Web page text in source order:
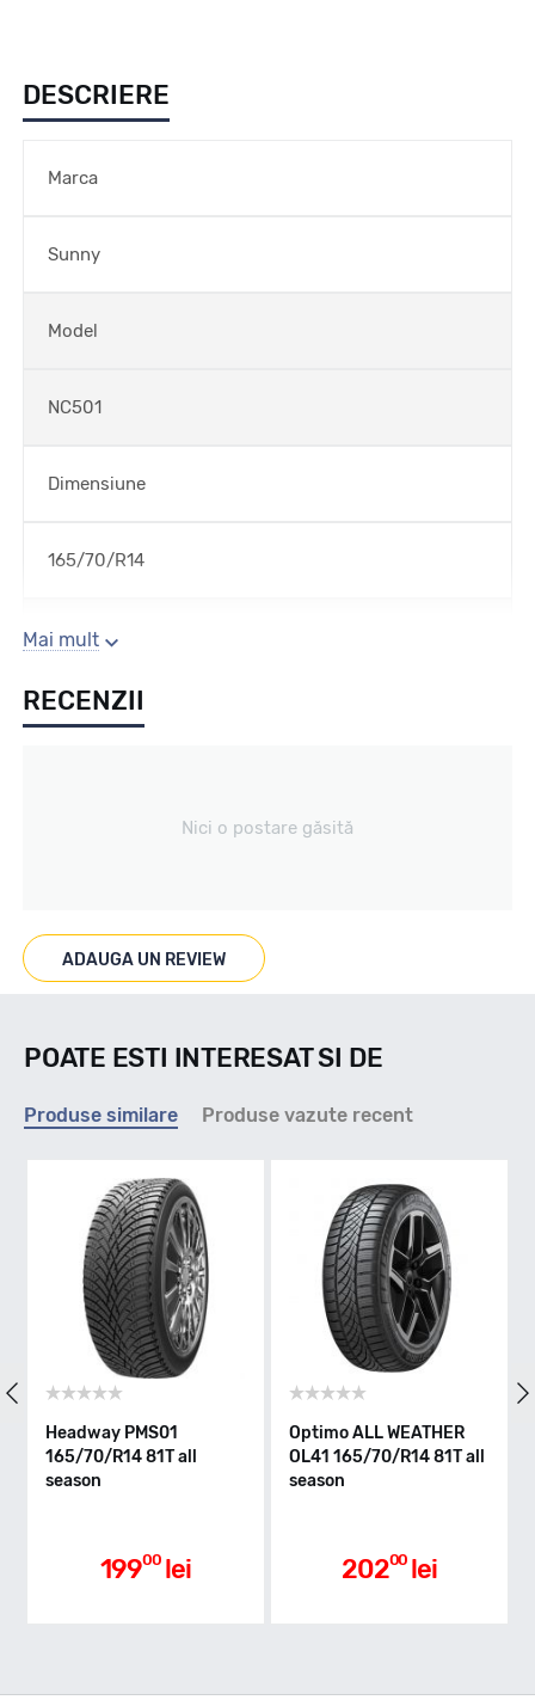
DESCRIERE
Marca
Sunny
Model
NC501
Dimensiune
165/70/R14
Sezon
ALL SEASON
Marcat M+S
Indice viteza
T - max 190km/h
Indice greutate
E
Aderenta pe carosabil ud
Mai mult
RECENZII
Nici o postare găsită
ADAUGA UN REVIEW
POATE ESTI INTERESAT SI DE
Produse similare Produse vazute recent
Headway PMS01
165/70/R14 81T all
season
19900 lei
Optimo ALL WEATHER
OL41 165/70/R14 81T all
season
20200 lei